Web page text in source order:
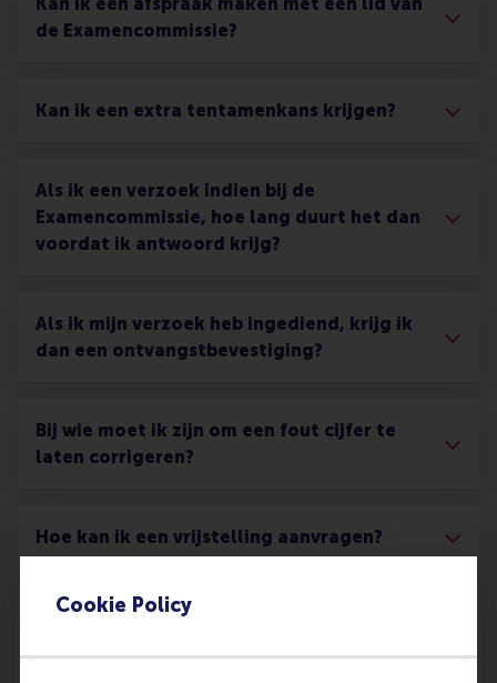
Cookie Policy
de Examencommissie?
Kan ik een extra tentamenkans krijgen?
Als ik een verzoek indien bij de
Examencommissie, hoe lang duurt het dan
voordat ik antwoord krijg?
Als ik mijn verzoek heb ingediend, krijg ik
dan een ontvangstbevestiging?
Bij wie moet ik zijn om een fout cijfer te
laten corrigeren?
Hoe kan ik een vrijstelling aanvragen?
Wat kan ik doen als ik het niet eens ben